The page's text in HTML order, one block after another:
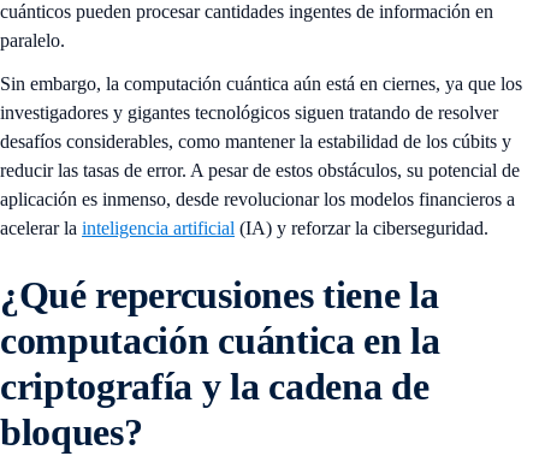
cuánticos pueden procesar cantidades ingentes de información en
paralelo.
Sin embargo, la computación cuántica aún está en ciernes, ya que los
investigadores y gigantes tecnológicos siguen tratando de resolver
desafíos considerables, como mantener la estabilidad de los cúbits y
reducir las tasas de error. A pesar de estos obstáculos, su potencial de
aplicación es inmenso, desde revolucionar los modelos financieros a
acelerar la inteligencia artificial (IA) y reforzar la ciberseguridad.
¿Qué repercusiones tiene la
computación cuántica en la
criptografía y la cadena de
bloques?